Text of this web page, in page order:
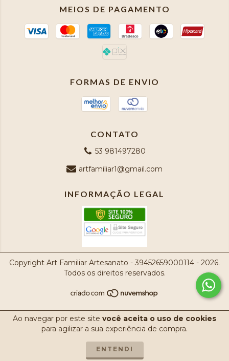
Ao navegar por este site você aceita o uso de cookies
para agilizar a sua experiência de compra.
ENTENDI
MEIOS DE PAGAMENTO
FORMAS DE ENVIO
CONTATO
53 981497280
artfamiliar1@gmail.com
INFORMAÇÃO LEGAL
Copyright Art Familiar Artesanato - 39452659000114 - 2026.
Todos os direitos reservados.